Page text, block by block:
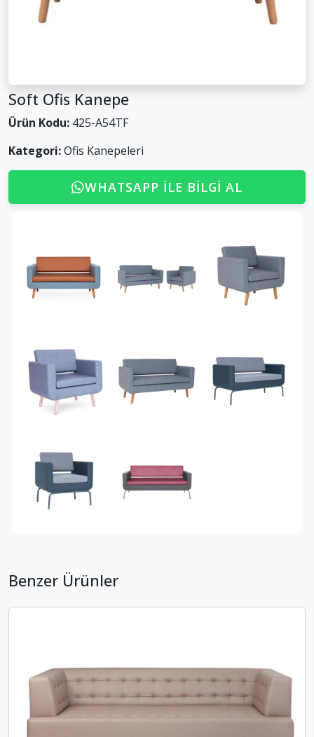
Soft Ofis Kanepe
Ürün Kodu: 425-A54TF
Kategori:Ofis Kanepeleri
WHATSAPP ILE BILGI AL
Benzer Ürünler